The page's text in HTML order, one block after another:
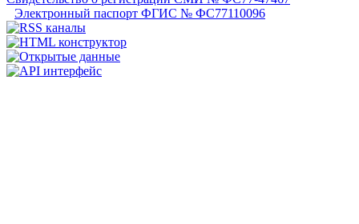
Электронный паспорт ФГИС № ФС77110096